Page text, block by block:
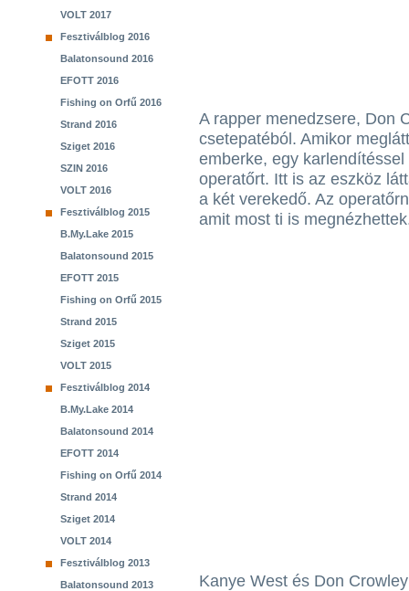
VOLT 2017
Fesztiválblog 2016
Balatonsound 2016
EFOTT 2016
Fishing on Orfű 2016
Strand 2016
Sziget 2016
SZIN 2016
VOLT 2016
Fesztiválblog 2015
B.My.Lake 2015
Balatonsound 2015
EFOTT 2015
Fishing on Orfű 2015
Strand 2015
Sziget 2015
VOLT 2015
Fesztiválblog 2014
B.My.Lake 2014
Balatonsound 2014
EFOTT 2014
Fishing on Orfű 2014
Strand 2014
Sziget 2014
VOLT 2014
Fesztiválblog 2013
Balatonsound 2013
A rapper menedzsere, Don
csetepatéból. Amikor
emberke, egy
operatőrt. Itt is az eszköz
a két verekedő. Az
amit most ti is
Kanye West és Don